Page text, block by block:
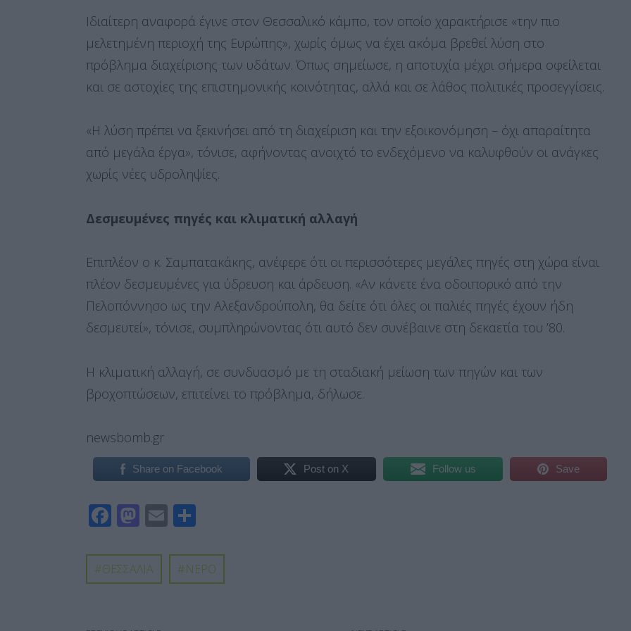
Ιδιαίτερη αναφορά έγινε στον Θεσσαλικό κάμπο, τον οποίο χαρακτήρισε «την πιο
μελετημένη περιοχή της Ευρώπης», χωρίς όμως να έχει ακόμα βρεθεί λύση στο
πρόβλημα διαχείρισης των υδάτων. Όπως σημείωσε, η αποτυχία μέχρι σήμερα οφείλεται
και σε αστοχίες της επιστημονικής κοινότητας, αλλά και σε λάθος πολιτικές προσεγγίσεις.
«Η λύση πρέπει να ξεκινήσει από τη διαχείριση και την εξοικονόμηση – όχι απαραίτητα
από μεγάλα έργα», τόνισε, αφήνοντας ανοιχτό το ενδεχόμενο να καλυφθούν οι ανάγκες
χωρίς νέες υδροληψίες.
Δεσμευμένες πηγές και κλιματική αλλαγή
Επιπλέον ο κ. Σαμπατακάκης, ανέφερε ότι οι περισσότερες μεγάλες πηγές στη χώρα είναι
πλέον δεσμευμένες για ύδρευση και άρδευση. «Αν κάνετε ένα οδοιπορικό από την
Πελοπόννησο ως την Αλεξανδρούπολη, θα δείτε ότι όλες οι παλιές πηγές έχουν ήδη
δεσμευτεί», τόνισε, συμπληρώνοντας ότι αυτό δεν συνέβαινε στη δεκαετία του ’80.
Η κλιματική αλλαγή, σε συνδυασμό με τη σταδιακή μείωση των πηγών και των
βροχοπτώσεων, επιτείνει το πρόβλημα, δήλωσε.
newsbomb.gr
Share on Facebook Post on X Follow us Save
F
e
b
M
to
d
E
ail ρ
α
ΘΕΣΣΑΛΙΑ ΝΕΡΟ